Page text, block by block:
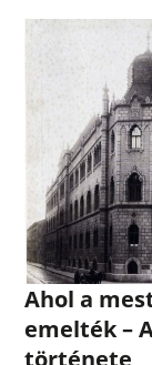
Ahol a
emelték –
története